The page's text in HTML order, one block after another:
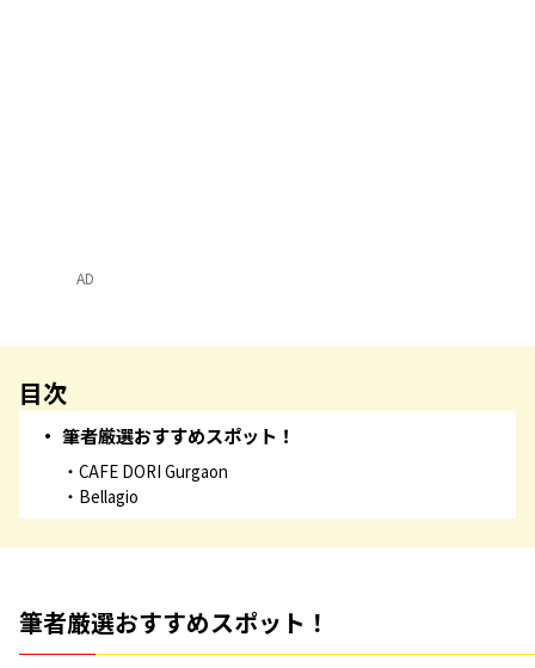
AD
目次
筆者厳選おすすめスポット！
CAFE DORI Gurgaon
Bellagio
筆者厳選おすすめスポット！